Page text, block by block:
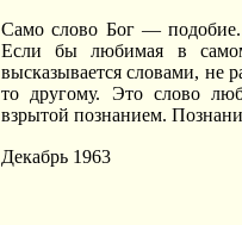
Само слово Бог —
Если бы любимая в
высказывается словами, не
то другому. Это слово
взрытой познанием.
Декабрь 1963